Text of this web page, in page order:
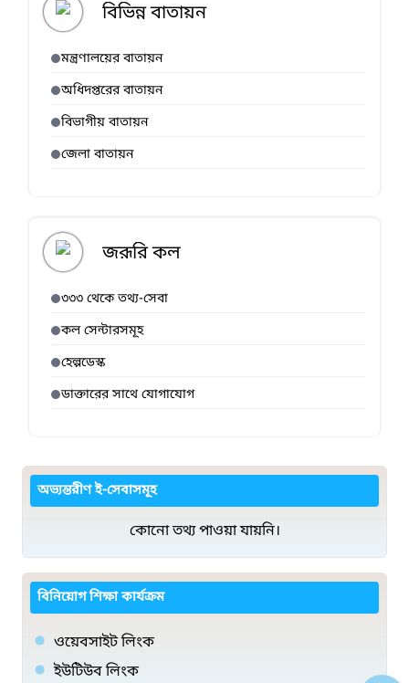
বিভিন্ন বাতায়ন
মন্ত্রণালয়ের বাতায়ন
অধিদপ্তরের বাতায়ন
বিভাগীয় বাতায়ন
জেলা বাতায়ন
জরূরি কল
৩৩৩ থেকে তথ্য-সেবা
কল সেন্টারসমূহ
হেল্পডেস্ক
ডাক্তারের সাথে যোগাযোগ
অভ্যন্তরীণ ই-সেবাসমূহ
কোনো তথ্য পাওয়া যায়নি।
বিনিয়োগ শিক্ষা কার্যক্রম
ওয়েবসাইট লিংক
ইউটিউব লিংক